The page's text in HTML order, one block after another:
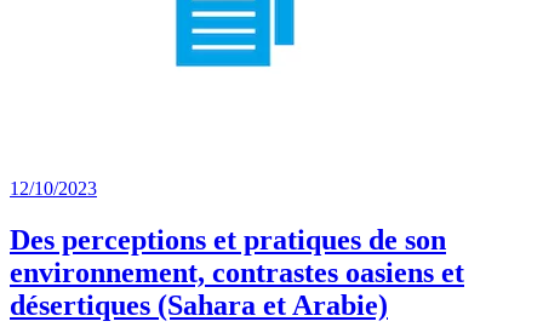
12/10/2023
Des perceptions et pratiques de son
environnement, contrastes oasiens et
désertiques (Sahara et Arabie)